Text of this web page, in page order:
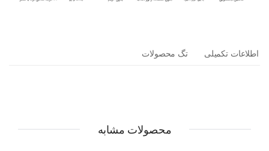
اطلاعات تکمیلی تگ محصولات
محصولات مشابه